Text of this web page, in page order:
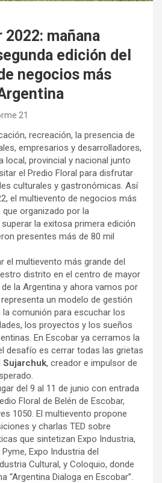
2022: mañana
edición del
negocios más
21
recreación, la presencia de
empresarios y desarrolladores,
local, provincial y nacional junto
el Predio Floral para disfrutar
culturales y gastronómicas. Así
el multievento de negocios más
que organizado por la
la exitosa primera edición
presentes más de 80 mil
el multievento más grande del
distrito en el centro de mayor
la Argentina y ahora vamos por
un modelo de gestión
la comunión para escuchar los
los proyectos y los sueños
En Escobar ya cerramos la
desafío es cerrar todas las grietas
Sujarchuk, creador e impulsor de
del 9 al 11 de junio con entrada
Floral de Belén de Escobar,
1050. El multievento propone
y charlas TED sobre
que sintetizan Expo Industria,
Expo Industria del
Cultural, y Coloquio, donde
“Argentina Dialoga en Escobar”.